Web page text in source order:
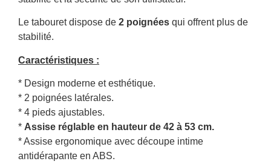
Le tabouret dispose de 2 poignées qui offrent plus de
stabilité.
Caractéristiques :
* Design moderne et esthétique.
* 2 poignées latérales.
* 4 pieds ajustables.
* Assise réglable en hauteur de 42 à 53 cm.
* Assise ergonomique avec découpe intime
antidérapante en ABS.